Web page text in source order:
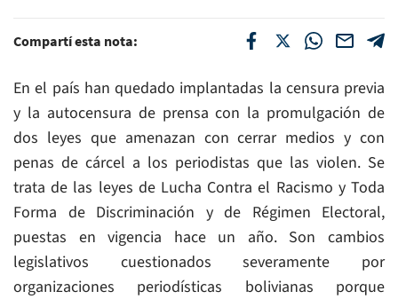
Compartí esta nota:
En el país han quedado implantadas la censura previa
y la autocensura de prensa con la promulgación de
dos leyes que amenazan con cerrar medios y con
penas de cárcel a los periodistas que las violen. Se
trata de las leyes de Lucha Contra el Racismo y Toda
Forma de Discriminación y de Régimen Electoral,
puestas en vigencia hace un año. Son cambios
legislativos cuestionados severamente por
organizaciones periodísticas bolivianas porque